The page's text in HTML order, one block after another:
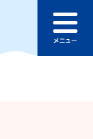
ュ